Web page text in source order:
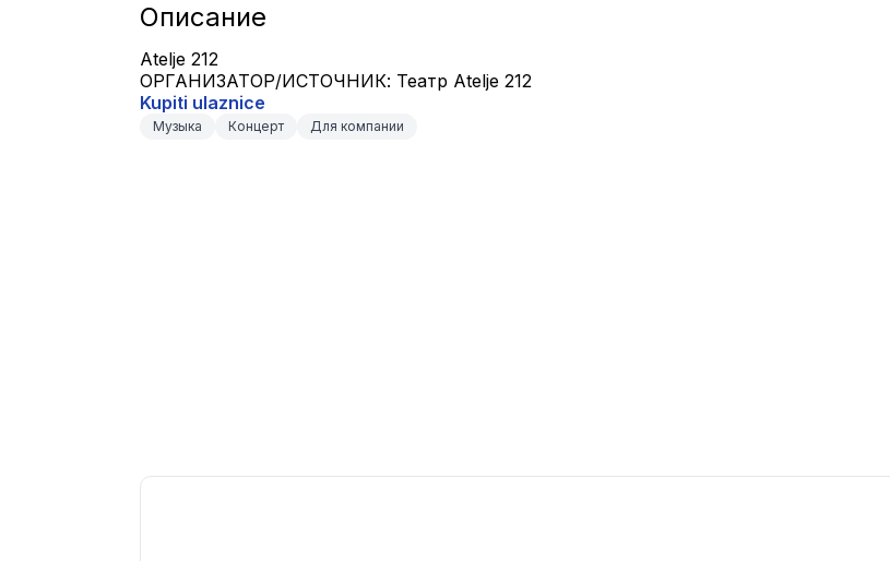
Описание
Atelje 212
ОРГАНИЗАТОР/ИСТОЧНИК: Театр Atelje 212
Kupiti ulaznice
Музыка Концерт Для компании